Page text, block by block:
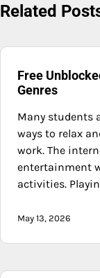
Related
Free
Genres
Many students
ways to relax
work. The
entertainment
activities.
May 13, 2026